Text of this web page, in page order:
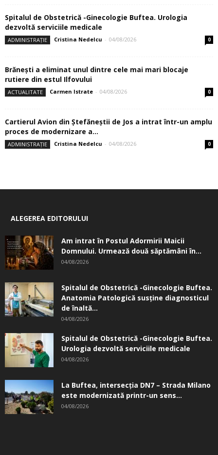
Spitalul de Obstetrică -Ginecologie Buftea. Urologia
dezvoltă serviciile medicale
ADMINISTRAȚIE Cristina Nedelcu - 04/08/2026 0
Brănești a eliminat unul dintre cele mai mari blocaje
rutiere din estul Ilfovului
ACTUALITATE Carmen Istrate - 04/08/2026 0
Cartierul Avion din Ştefăneştii de Jos a intrat într-un amplu
proces de modernizare a...
ADMINISTRAȚIE Cristina Nedelcu - 04/08/2026 0
ALEGEREA EDITORULUI
Am intrat în Postul Adormirii Maicii
Domnului. Urmează două săptămâni în...
04/08/2026
Spitalul de Obstetrică -Ginecologie Buftea.
Anatomia Patologică susţine diagnosticul
de înaltă...
04/08/2026
Spitalul de Obstetrică -Ginecologie Buftea.
Urologia dezvoltă serviciile medicale
04/08/2026
La Buftea, intersecţia DN7 – Strada Milano
este modernizată printr-un sens...
04/08/2026